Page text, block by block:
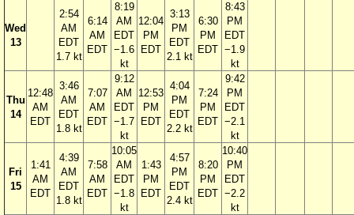
Wed
13
2:54
AM
EDT
1.7 kt
6:14
AM
EDT
8:19
AM
EDT
−1.6
kt
12:04
PM
EDT
3:13
PM
EDT
2.1 kt
6:30
PM
EDT
8:43
PM
EDT
−1.9
kt
Thu
14
12:48
AM
EDT
3:46
AM
EDT
1.8 kt
7:07
AM
EDT
9:12
AM
EDT
−1.7
kt
12:53
PM
EDT
4:04
PM
EDT
2.2 kt
7:24
PM
EDT
9:42
PM
EDT
−2.1
kt
Fri
15
1:41
AM
EDT
4:39
AM
EDT
1.8 kt
7:58
AM
EDT
10:05
AM
EDT
−1.8
kt
1:43
PM
EDT
4:57
PM
EDT
2.4 kt
8:20
PM
EDT
10:40
PM
EDT
−2.2
kt